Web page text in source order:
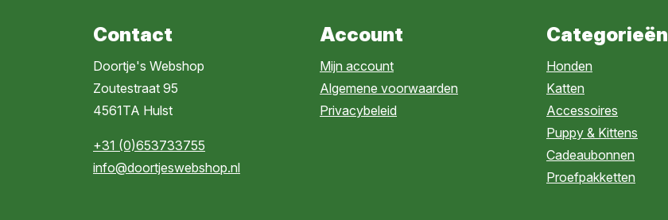
Contact
Doortje's Webshop
Zoutestraat 95
4561TA Hulst
+31 (0)653733755
info@doortjeswebshop.nl
Account
Mijn account
Algemene voorwaarden
Privacybeleid
Categorieën
Honden
Katten
Accessoires
Puppy & Kittens
Cadeaubonnen
Proefpakketten